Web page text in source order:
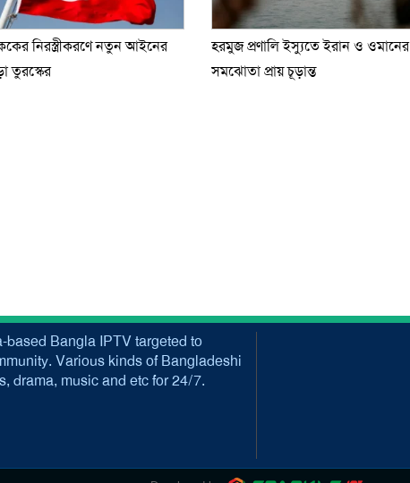
নিরস্ত্রীকরণে নতুন আইনের
তুরস্কের
হরমুজ প্রণালি ইস্যুতে ইরান ও ওমানের
সমঝোতা প্রায় চূড়ান্ত
Bangla IPTV targeted to
Various kinds of Bangladeshi
drama, music and etc for 24/7.